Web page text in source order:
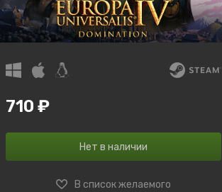
710 ₽
Нет в наличии
В список желаемого